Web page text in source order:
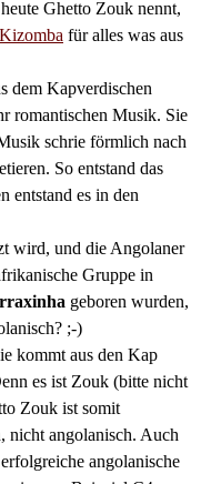
Ghetto Zouk nennt,
Kizomba für alles was aus
dem Kapverdischen
romantischen Musik. Sie
schrie förmlich nach
So entstand das
entstand es in den
wird, und die Angolaner
Gruppe in
geboren wurden,
;-)
kommt aus den Kap
es ist Zouk (bitte nicht
Zouk ist somit
nicht angolanisch. Auch
angolanische